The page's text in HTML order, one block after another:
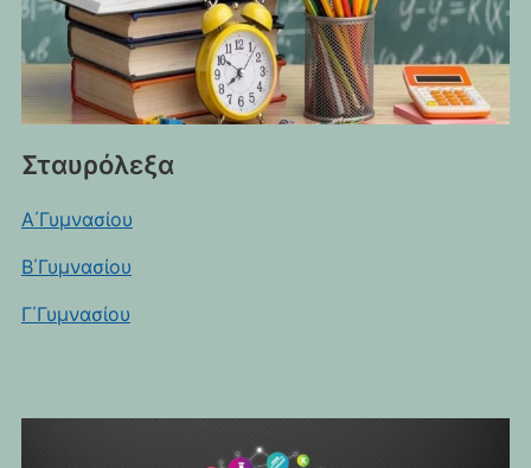
Σταυρόλεξα
Α΄Γυμνασίου
Β΄Γυμνασίου
Γ΄Γυμνασίου